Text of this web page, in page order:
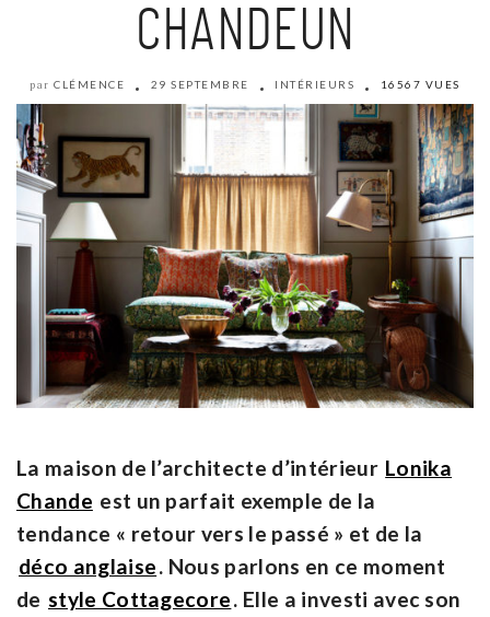
CHANDEUN
par CLÉMENCE 29 SEPTEMBRE INTÉRIEURS 16567 VUES
La maison de l’architecte d’intérieur Lonika
Chande est un parfait exemple de la
tendance « retour vers le passé » et de la
déco anglaise. Nous parlons en ce moment
de style Cottagecore. Elle a investi avec son